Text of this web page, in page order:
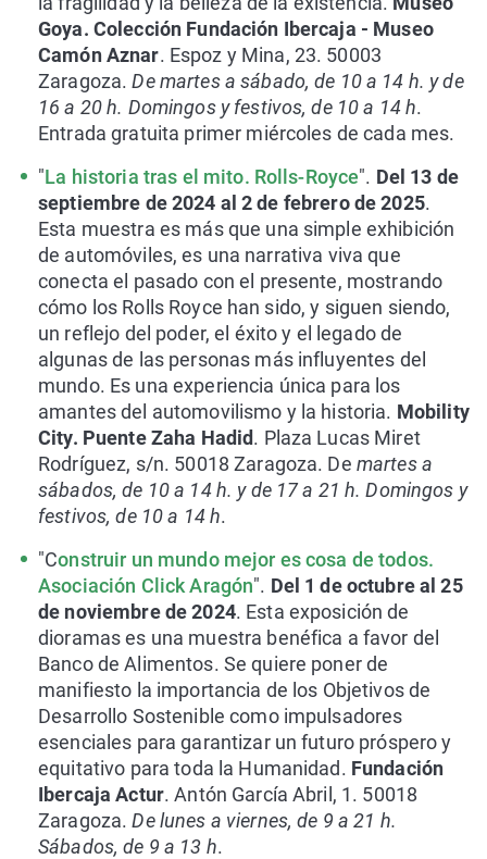
Goya. Colección Fundación Ibercaja - Museo
Camón Aznar. Espoz y Mina, 23. 50003
Zaragoza. De martes a sábado, de 10 a 14 h. y de
16 a 20 h. Domingos y festivos, de 10 a 14 h.
Entrada gratuita primer miércoles de cada mes.
"La historia tras el mito. Rolls-Royce". Del 13 de
septiembre de 2024 al 2 de febrero de 2025.
Esta muestra es más que una simple exhibición
de automóviles, es una narrativa viva que
conecta el pasado con el presente, mostrando
cómo los Rolls Royce han sido, y siguen siendo,
un reflejo del poder, el éxito y el legado de
algunas de las personas más influyentes del
mundo. Es una experiencia única para los
amantes del automovilismo y la historia. Mobility
City. Puente Zaha Hadid. Plaza Lucas Miret
Rodríguez, s/n. 50018 Zaragoza. De martes a
sábados, de 10 a 14 h. y de 17 a 21 h. Domingos y
festivos, de 10 a 14 h.
"Construir un mundo mejor es cosa de todos.
Asociación Click Aragón". Del 1 de octubre al 25
de noviembre de 2024. Esta exposición de
dioramas es una muestra benéfica a favor del
Banco de Alimentos. Se quiere poner de
manifiesto la importancia de los Objetivos de
Desarrollo Sostenible como impulsadores
esenciales para garantizar un futuro próspero y
equitativo para toda la Humanidad. Fundación
Ibercaja Actur. Antón García Abril, 1. 50018
Zaragoza.De lunes a viernes, de 9 a 21 h.
Sábados, de 9 a 13 h.